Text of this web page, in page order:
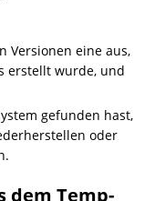
Versionen eine aus,
erstellt wurde, und
gefunden hast,
oder
dem Temp-